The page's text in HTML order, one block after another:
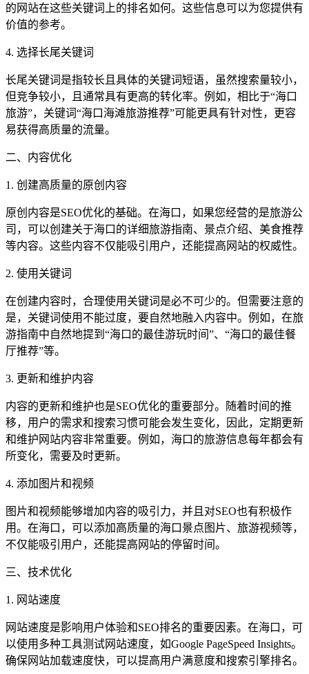
的网站在这些关键词上的排名如何。这些信息可以为您提供有
价值的参考。
4. 选择长尾关键词
长尾关键词是指较长且具体的关键词短语，虽然搜索量较小，
但竞争较小，且通常具有更高的转化率。例如，相比于“海口
旅游”，关键词“海口海滩旅游推荐”可能更具有针对性，更容
易获得高质量的流量。
二、内容优化
1. 创建高质量的原创内容
原创内容是SEO优化的基础。在海口，如果您经营的是旅游公
司，可以创建关于海口的详细旅游指南、景点介绍、美食推荐
等内容。这些内容不仅能吸引用户，还能提高网站的权威性。
2. 使用关键词
在创建内容时，合理使用关键词是必不可少的。但需要注意的
是，关键词使用不能过度，要自然地融入内容中。例如，在旅
游指南中自然地提到“海口的最佳游玩时间”、“海口的最佳餐
厅推荐”等。
3. 更新和维护内容
内容的更新和维护也是SEO优化的重要部分。随着时间的推
移，用户的需求和搜索习惯可能会发生变化，因此，定期更新
和维护网站内容非常重要。例如，海口的旅游信息每年都会有
所变化，需要及时更新。
4. 添加图片和视频
图片和视频能够增加内容的吸引力，并且对SEO也有积极作
用。在海口，可以添加高质量的海口景点图片、旅游视频等，
不仅能吸引用户，还能提高网站的停留时间。
三、技术优化
1. 网站速度
网站速度是影响用户体验和SEO排名的重要因素。在海口，可
以使用多种工具测试网站速度，如Google PageSpeed Insights。
确保网站加载速度快，可以提高用户满意度和搜索引擎排名。